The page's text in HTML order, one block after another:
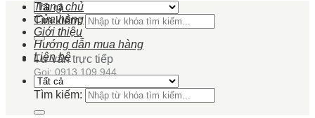
Tìm kiếm:
Tư vấn trực tiếp
Gọi: 0913 109 944
Trang chủ
Cửa hàng
Giới thiệu
Hướng dẫn mua hàng
Liên hệ
Tìm kiếm: